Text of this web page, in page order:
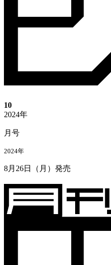
10
2024年
月号
2024年
8月26日 （ 月 ） 発売